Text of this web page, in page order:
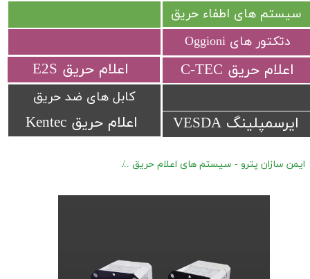
اعلام حریق Kentec
​اعلام حریق C-TEC​​​​​​​ ​اعلام حریق E2S
ایرسمپلینگ VESDA
سیستم های اطفاء حریق
کابل های ضد حریق
دتکتور های Oggioni
ایمن سازان پترو - سیستم های اعلام حریق